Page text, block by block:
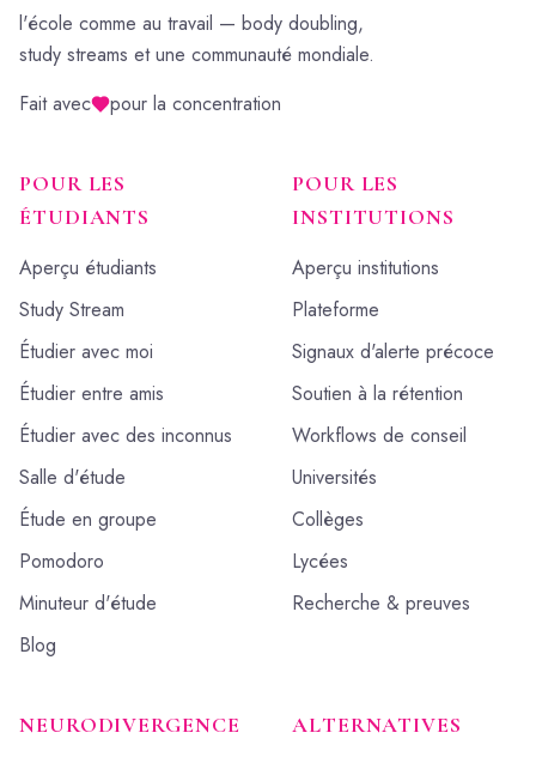
l'école comme au travail — body doubling,
study streams et une communauté mondiale.
Fait avec
pour la concentration
POUR LES
ÉTUDIANTS
Aperçu étudiants
Study Stream
Étudier avec moi
Étudier entre amis
Étudier avec des inconnus
Salle d'étude
Étude en groupe
Pomodoro
Minuteur d'étude
Blog
POUR LES
INSTITUTIONS
Aperçu institutions
Plateforme
Signaux d'alerte précoce
Soutien à la rétention
Workflows de conseil
Universités
Collèges
Lycées
Recherche & preuves
NEURODIVERGENCE ALTERNATIVES